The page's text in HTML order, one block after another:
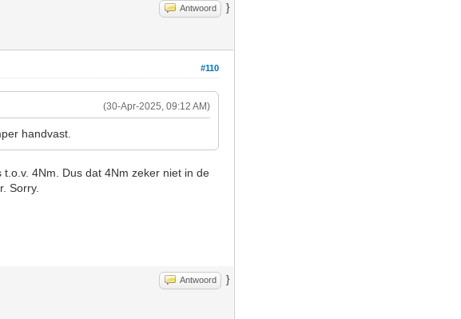
Antwoord }
#110
(30-Apr-2025, 09:12 AM)
handvast.
4Nm. Dus dat 4Nm zeker niet in de
Sorry.
Antwoord }